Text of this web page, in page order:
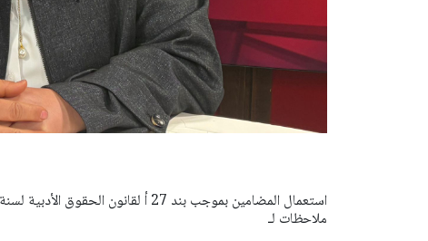
ملاحظات لـ